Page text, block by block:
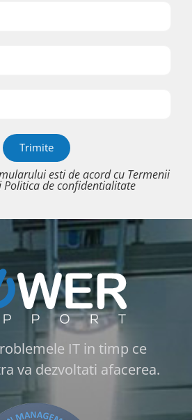
Trimite
esti de acord cu Termenii
Politica de confidentialitate
IT in timp ce
va dezvoltati afacerea.